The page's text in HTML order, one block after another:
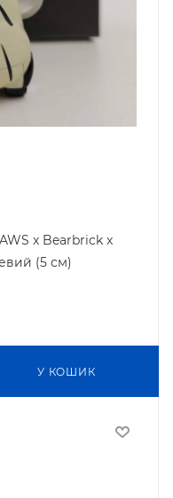
x Bearbrick x
(5 см)
У КОШИК